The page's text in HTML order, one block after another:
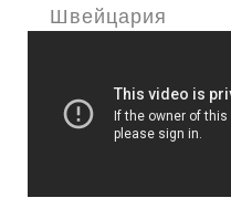
Швейцария